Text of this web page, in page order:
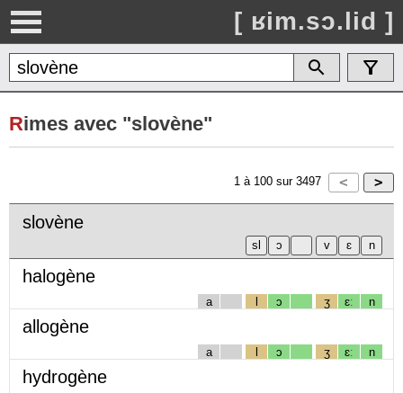
[ ʁim.sɔ.lid ]
Rimes avec "slovène"
1 à 100 sur 3497
slovène
halogène
a l ɔ ʒ ɛː n
allogène
a l ɔ ʒ ɛː n
hydrogène